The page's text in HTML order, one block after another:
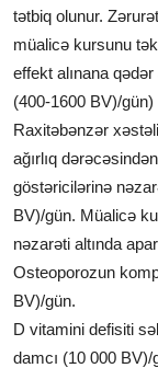
tətbiq olunur.
müalicə kursunu
effekt alınana
(400-1600 BV)/gün)
Raxitəbənzər
ağırlıq
göstəricilərinə
BV)/gün. Müalicə
nəzarəti altında
Osteoporozun
BV)/gün.
D vitamini defisiti
damcı (10 000